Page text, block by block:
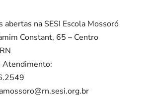
abertas na SESI Escola Mossoró
Constant, 65 – Centro
Atendimento: